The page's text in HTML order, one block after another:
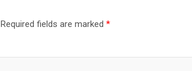
Required fields are marked *